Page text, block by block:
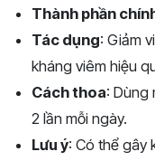
Thành phần
Tác dụng: Giảm
kháng viêm hiệu
Cách thoa: Dùng
2 lần mỗi ngày.
Lưu ý: Có thể gây